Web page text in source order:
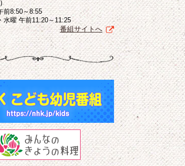
前8:50～8:55
水曜 午前11:20～11:25
番組サイトへ